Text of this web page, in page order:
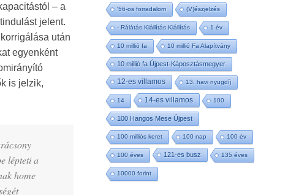
– a
jelent.
után
egyenként
is jelzik,
lépteti a
home
'56-os forradalom (V)észjelzés
- Rálátás Kiállítás Kiállítás 1 év
10 millió fa 10 millió Fa Alapítvány
10 millió fa Újpest-Káposztásmegyer
12-es villamos 13. havi nyugdíj
14 14-es villamos 100
100 Hangos Mese Újpest
100 milliós keret 100 nap 100 év
100 éves 121-es busz 135 éves
10000 forint